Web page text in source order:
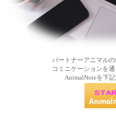
パートナーアニマル
コミニケーションを
AnimalNoteを下